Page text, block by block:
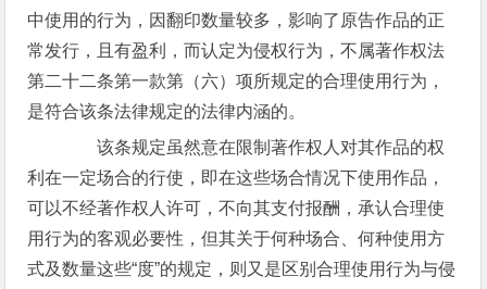
中使用的行为，因翻印数量较多，影响了原告作品的正
常发行，且有盈利，而认定为侵权行为，不属著作权法
第二十二条第一款第（六）项所规定的合理使用行为，
是符合该条法律规定的法律内涵的。
该条规定虽然意在限制著作权人对其作品的权
利在一定场合的行使，即在这些场合情况下使用作品，
可以不经著作权人许可，不向其支付报酬，承认合理使
用行为的客观必要性，但其关于何种场合、何种使用方
式及数量这些“度”的规定，则又是区别合理使用行为与侵